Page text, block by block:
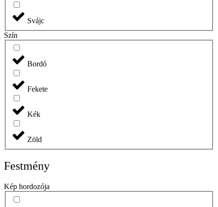
Svájc
Szín
Bordó
Fekete
Kék
Zöld
Festmény
Kép hordozója